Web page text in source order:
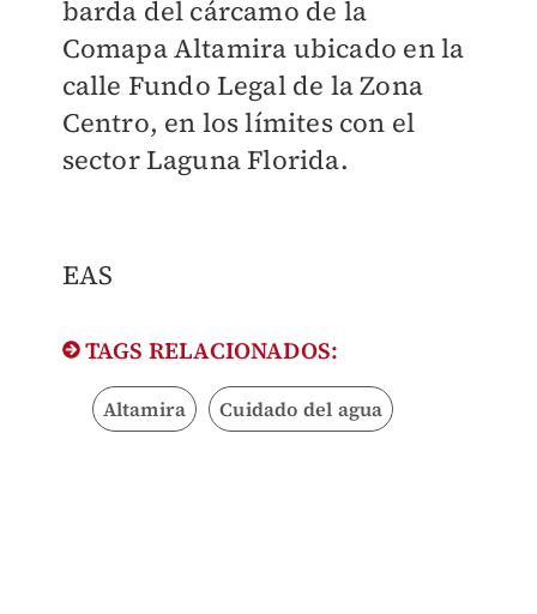
barda del cárcamo de la
Comapa Altamira ubicado en la
calle Fundo Legal de la Zona
Centro, en los límites con el
sector Laguna Florida.
EAS
TAGS RELACIONADOS:
Altamira Cuidado del agua